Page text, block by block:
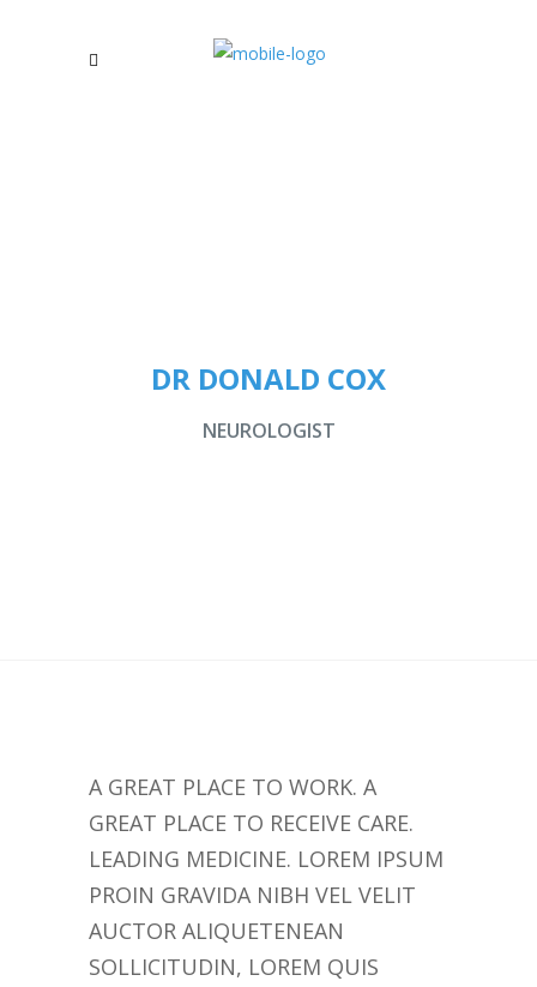
DR DONALD COX
NEUROLOGIST
A GREAT PLACE TO WORK. A
GREAT PLACE TO RECEIVE CARE.
LEADING MEDICINE. LOREM IPSUM
PROIN GRAVIDA NIBH VEL VELIT
AUCTOR ALIQUETENEAN
SOLLICITUDIN, LOREM QUIS